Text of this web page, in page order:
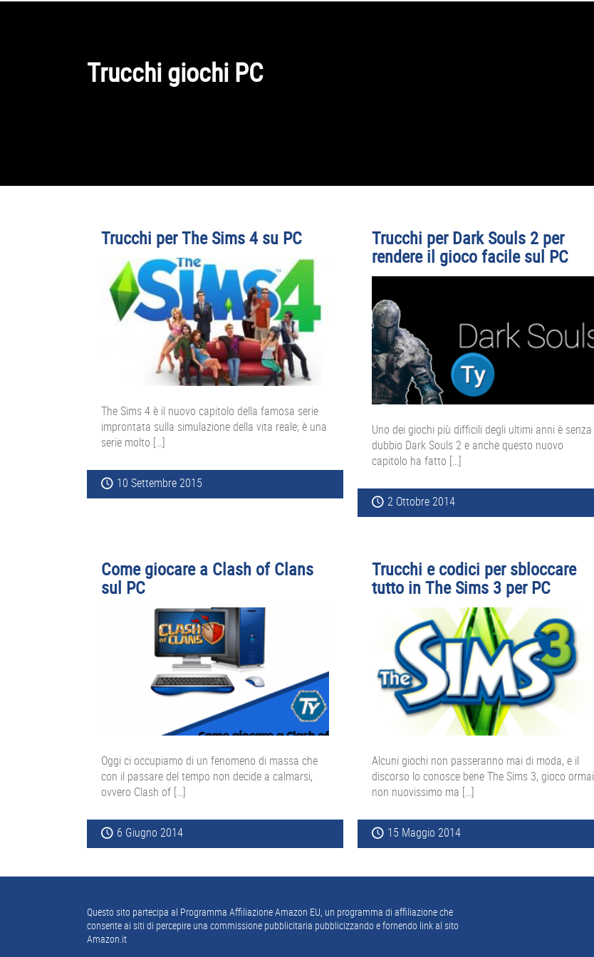
Trucchi giochi PC
Trucchi per The Sims 4 su PC
The Sims 4 è il nuovo capitolo della famosa serie
improntata sulla simulazione della vita reale; è una
serie molto […]
10 Settembre 2015
Trucchi per Dark Souls 2 per
rendere il gioco facile sul PC
Uno dei giochi più difficili degli ultimi anni è senza
dubbio Dark Souls 2 e anche questo nuovo
capitolo ha fatto […]
2 Ottobre 2014
Come giocare a Clash of Clans
sul PC
Oggi ci occupiamo di un fenomeno di massa che
con il passare del tempo non decide a calmarsi,
ovvero Clash of […]
6 Giugno 2014
Trucchi e codici per sbloccare
tutto in The Sims 3 per PC
Alcuni giochi non passeranno mai di moda, e il
discorso lo conosce bene The Sims 3, gioco ormai
non nuovissimo ma […]
15 Maggio 2014
Questo sito partecipa al Programma Affiliazione Amazon EU, un programma di affiliazione che
consente ai siti di percepire una commissione pubblicitaria pubblicizzando e fornendo link al sito
Amazon.it